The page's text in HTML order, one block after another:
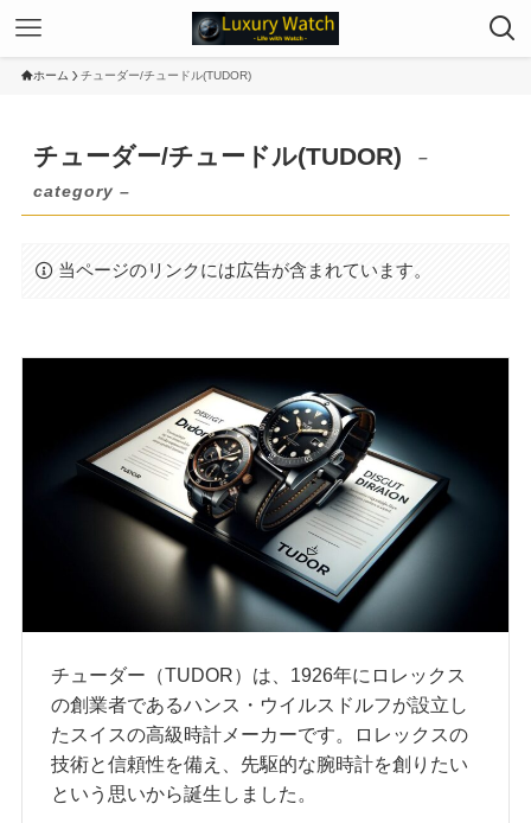
ホーム チューダー/チュードル(TUDOR)
チューダー/チュードル(TUDOR)
–
category –
当ページのリンクには広告が含まれています。
チューダー（TUDOR）は、1926年にロレックス
の創業者であるハンス・ウイルスドルフが設立し
たスイスの高級時計メーカーです。ロレックスの
技術と信頼性を備え、先駆的な腕時計を創りたい
という思いから誕生しました。